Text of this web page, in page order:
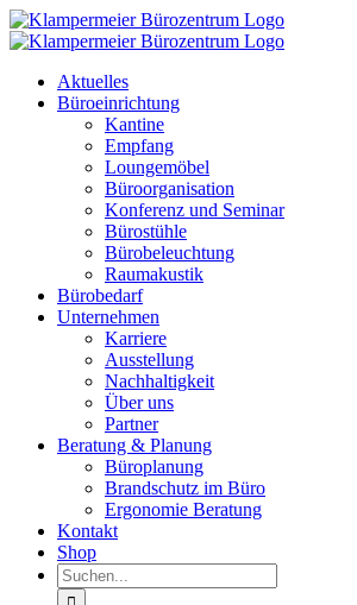
Zum
Inhalt
Aktuelles
Büroeinrichtung
Kantine
Empfang
Loungemöbel
Büroorganisation
Konferenz und Seminar
Bürostühle
Bürobeleuchtung
Raumakustik
Bürobedarf
Unternehmen
Karriere
Ausstellung
Nachhaltigkeit
Über uns
Partner
Beratung & Planung
Büroplanung
Brandschutz im Büro
Ergonomie Beratung
Kontakt
Shop
Suche
nach: